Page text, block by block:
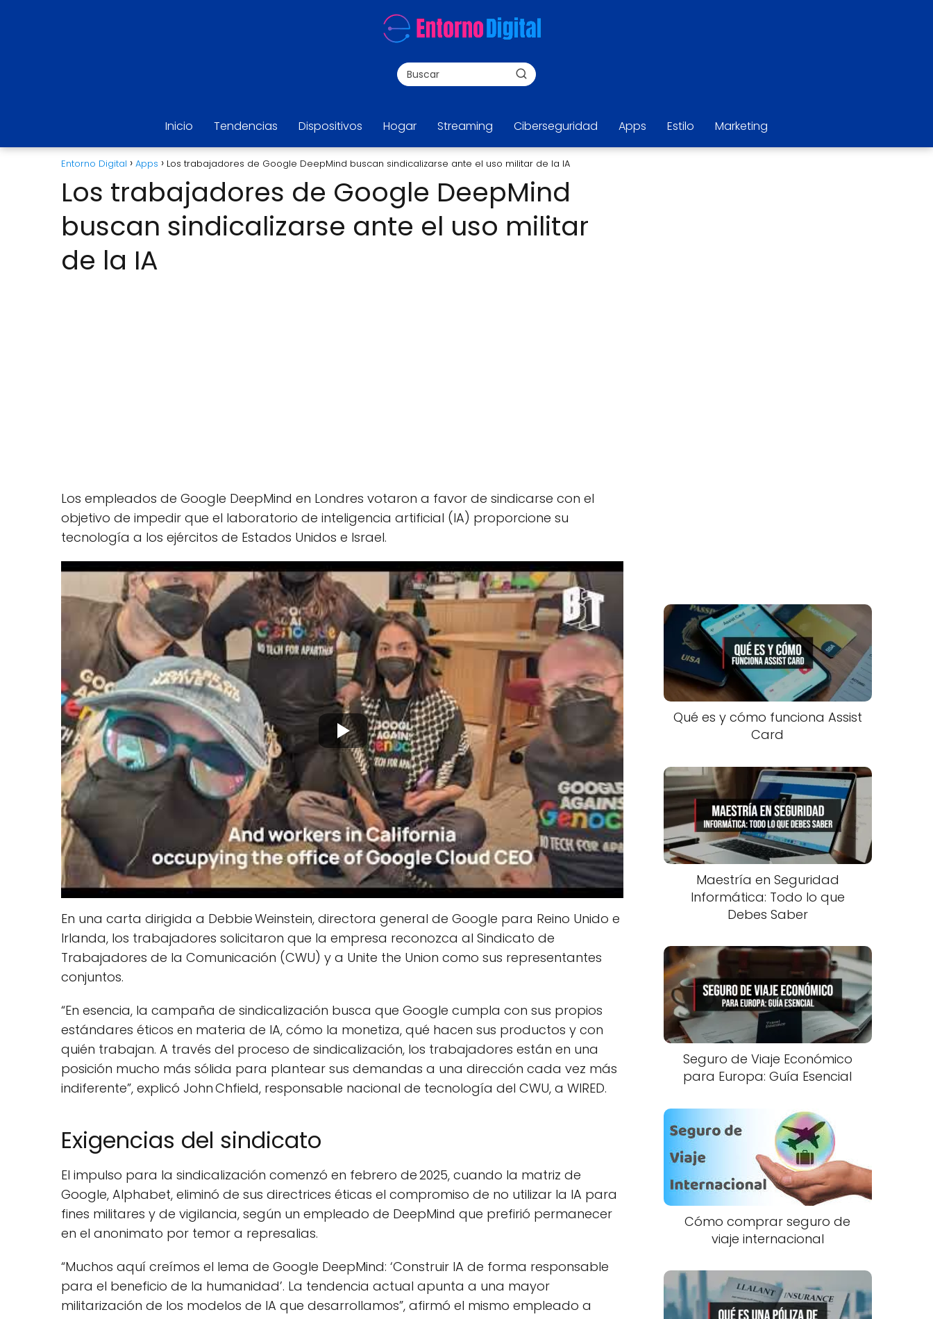
Inicio Tendencias Dispositivos Hogar Streaming Ciberseguridad Apps Estilo Marketing
Entorno Digital Apps Los trabajadores de Google DeepMind buscan sindicalizarse ante el uso militar de la IA
Los trabajadores de Google DeepMind
buscan sindicalizarse ante el uso militar
de la IA
Los empleados de Google DeepMind en Londres votaron a favor de sindicarse con el
objetivo de impedir que el laboratorio de inteligencia artificial (IA) proporcione su
tecnología a los ejércitos de Estados Unidos e Israel.
En una carta dirigida a Debbie Weinstein, directora general de Google para Reino Unido e
Irlanda, los trabajadores solicitaron que la empresa reconozca al Sindicato de
Trabajadores de la Comunicación (CWU) y a Unite the Union como sus representantes
conjuntos.
“En esencia, la campaña de sindicalización busca que Google cumpla con sus propios
estándares éticos en materia de IA, cómo la monetiza, qué hacen sus productos y con
quién trabajan. A través del proceso de sindicalización, los trabajadores están en una
posición mucho más sólida para plantear sus demandas a una dirección cada vez más
indiferente”, explicó John Chfield, responsable nacional de tecnología del CWU, a WIRED.
Exigencias del sindicato
El impulso para la sindicalización comenzó en febrero de 2025, cuando la matriz de
Google, Alphabet, eliminó de sus directrices éticas el compromiso de no utilizar la IA para
fines militares y de vigilancia, según un empleado de DeepMind que prefirió permanecer
en el anonimato por temor a represalias.
“Muchos aquí creímos el lema de Google DeepMind: ‘Construir IA de forma responsable
para el beneficio de la humanidad’. La tendencia actual apunta a una mayor
militarización de los modelos de IA que desarrollamos”, afirmó el mismo empleado a
Qué es y cómo funciona Assist
Card
Maestría en Seguridad
Informática: Todo lo que
Debes Saber
Seguro de Viaje Económico
para Europa: Guía Esencial
Cómo comprar seguro de
viaje internacional